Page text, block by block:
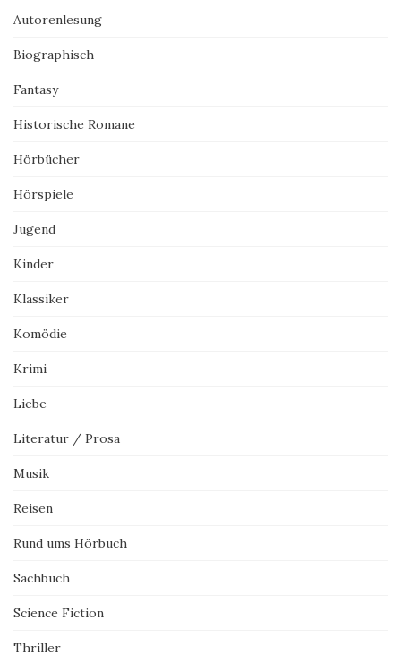
Autorenlesung
Biographisch
Fantasy
Historische Romane
Hörbücher
Hörspiele
Jugend
Kinder
Klassiker
Komödie
Krimi
Liebe
Literatur / Prosa
Musik
Reisen
Rund ums Hörbuch
Sachbuch
Science Fiction
Thriller